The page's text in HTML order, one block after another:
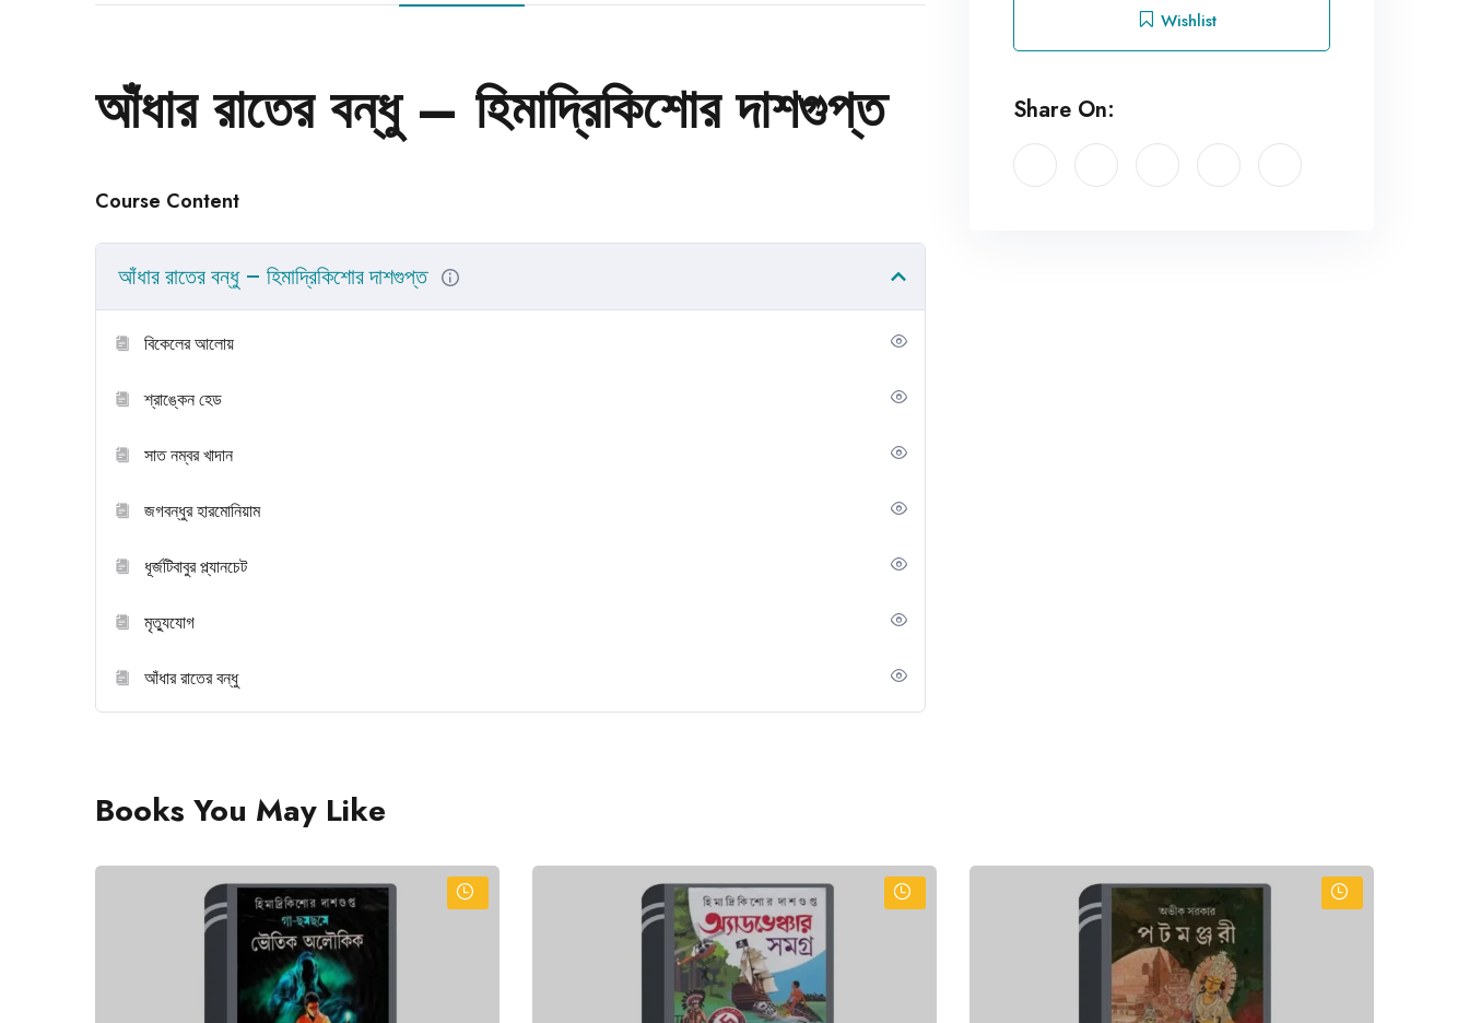
আঁধার রাতের বন্ধু – হিমাদ্রিকিশোর দাশগুপ্ত
Course Content
আঁধার রাতের বন্ধু – হিমাদ্রিকিশোর দাশগুপ্ত
বিকেলের আলোয়
শ্রাঙ্কেন হেড
সাত নম্বর খাদান
জগবন্ধুর হারমোনিয়াম
ধূর্জটিবাবুর প্ল্যানচেট
মৃত্যুযোগ
আঁধার রাতের বন্ধু
Wishlist
Share On:
Books You May Like